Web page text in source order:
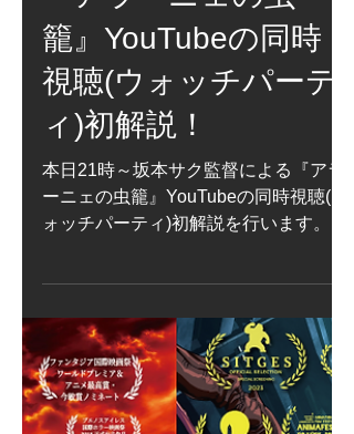
5月23日
『アラーニェの虫
籠』YouTubeの同時
視聴(ウォッチパーテ
ィ)初解説！
本日21時～坂本サク監督による『アラ
ォッチパーティ)初解説を行います。 ■
開場20:30頃～ Xのスペースにて
@ara_mushi (https://x.com/ara_mushi)
■ゲスト 坂本サク監督 (監督・アニメー
ション・原作・脚本・音楽) ■MC 福谷
修プロデューサー ■同時視聴21:00『ア